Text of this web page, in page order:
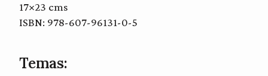
17×23 cms
ISBN: 978-607-96131-0-5
Temas: